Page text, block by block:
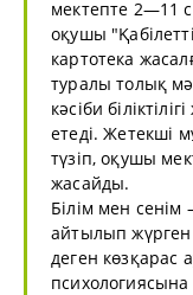
мектепте 2—11
оқушы
картотека
туралы толық
кәсіби
етеді. Жетекші
түзіп, оқушы
жасайды.
Білім мен сенім
айтылып жүрген
деген көзқарас
психологиясына